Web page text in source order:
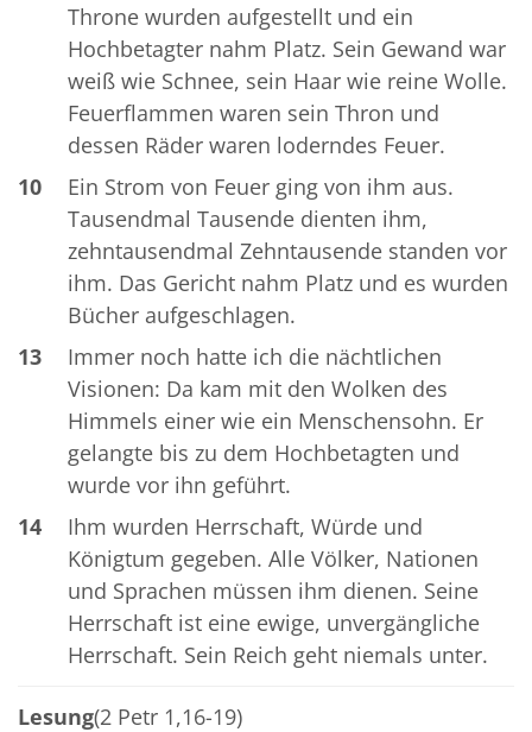
Throne wurden aufgestellt und ein
Hochbetagter nahm Platz. Sein Gewand war
weiß wie Schnee, sein Haar wie reine Wolle.
Feuerflammen waren sein Thron und
dessen Räder waren loderndes Feuer.
10
Ein Strom von Feuer ging von ihm aus.
Tausendmal Tausende dienten ihm,
zehntausendmal Zehntausende standen vor
ihm. Das Gericht nahm Platz und es wurden
Bücher aufgeschlagen.
13
Immer noch hatte ich die nächtlichen
Visionen: Da kam mit den Wolken des
Himmels einer wie ein Menschensohn. Er
gelangte bis zu dem Hochbetagten und
wurde vor ihn geführt.
14
Ihm wurden Herrschaft, Würde und
Königtum gegeben. Alle Völker, Nationen
und Sprachen müssen ihm dienen. Seine
Herrschaft ist eine ewige, unvergängliche
Herrschaft. Sein Reich geht niemals unter.
Lesung(2 Petr 1,16-19)